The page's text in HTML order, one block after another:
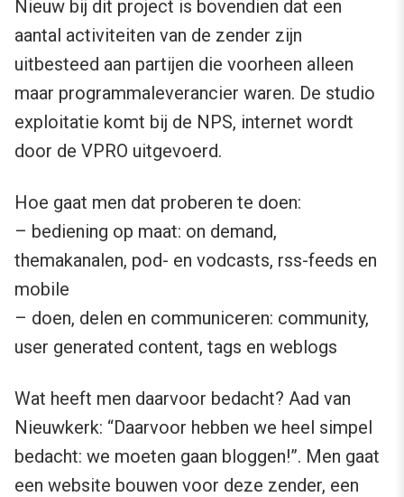
Nieuw bij dit project is bovendien dat een
aantal activiteiten van de zender zijn
uitbesteed aan partijen die voorheen alleen
maar programmaleverancier waren. De studio
exploitatie komt bij de NPS, internet wordt
door de VPRO uitgevoerd.
Hoe gaat men dat proberen te doen:
– bediening op maat: on demand,
themakanalen, pod- en vodcasts, rss-feeds en
mobile
– doen, delen en communiceren: community,
user generated content, tags en weblogs
Wat heeft men daarvoor bedacht? Aad van
Nieuwkerk: “Daarvoor hebben we heel simpel
bedacht: we moeten gaan bloggen!”. Men gaat
een website bouwen voor deze zender, een